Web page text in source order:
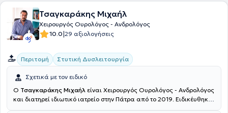
εξωτερικό τις οποίες εφαρμόζει στην καθημερινή ιατρική πράξη.
Τσαγκαράκης Μιχαήλ
Χειρουργός Ουρολόγος - Ανδρολόγος
10.0|29 αξιολογήσεις
Περιτομή Στυτική Δυσλειτουργία
Σχετικά με τον ειδικό
Ο Τσαγκαράκης Μιχαήλ είναι Χειρουργός Ουρολόγος - Ανδρολόγος
και διατηρεί ιδιωτικό ιατρείο στην Πάτρα από το 2019. Ειδικέυθηκε